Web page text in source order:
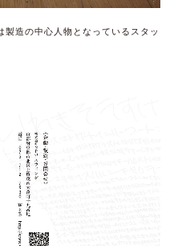
製造の中心人物となっているスタッ